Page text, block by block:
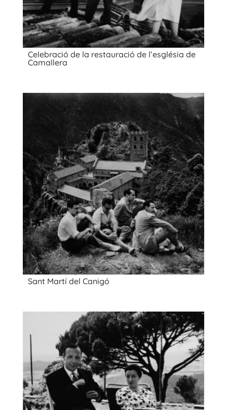
Celebració de la restauració de l’església de
Camallera
Sant Martí del Canigó